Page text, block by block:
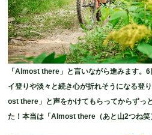
「Almost there」と言いながら進みます。
イ登りや淡々と続き心が折れそうになる登
ost there」と声をかけてもらってからずっ
た！本当は「Almost there（あと山2つね笑